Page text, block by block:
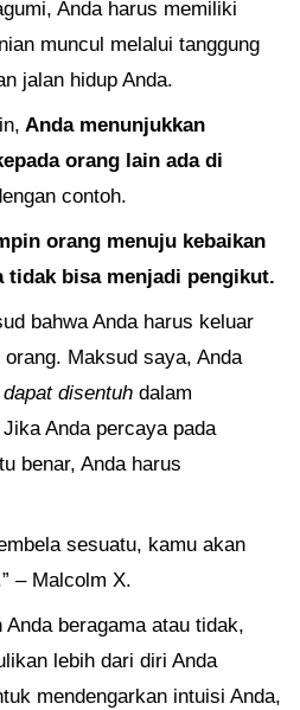
Anda harus memiliki
muncul melalui tanggung
jalan hidup Anda.
Anda menunjukkan
orang lain ada di
contoh.
orang menuju kebaikan
tidak bisa menjadi pengikut.
bahwa Anda harus keluar
Maksud saya, Anda
disentuh dalam
Anda percaya pada
benar, Anda harus
sesuatu, kamu akan
– Malcolm X.
beragama atau tidak,
lebih dari diri Anda
mendengarkan intuisi Anda,